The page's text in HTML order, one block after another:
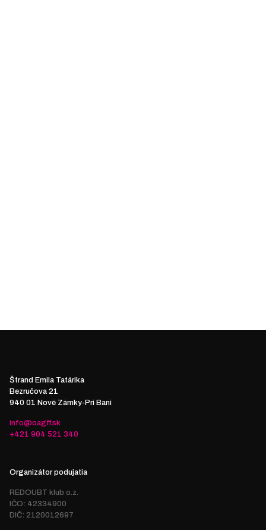
Štrand Emila Tatárika
Bezručova 21
940 01 Nové Zámky-Pri Bani
info@oagff.sk
+421 904 521 340
Organizátor podujatia
REDOUBT klub o.z.
IČO: 42334900
DIČ: 2120012697